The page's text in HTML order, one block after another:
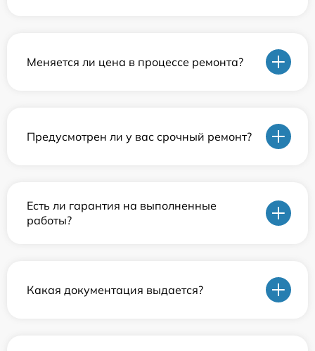
Меняется ли цена в процессе ремонта?
Предусмотрен ли у вас срочный ремонт?
Есть ли гарантия на выполненные
работы?
Какая документация выдается?